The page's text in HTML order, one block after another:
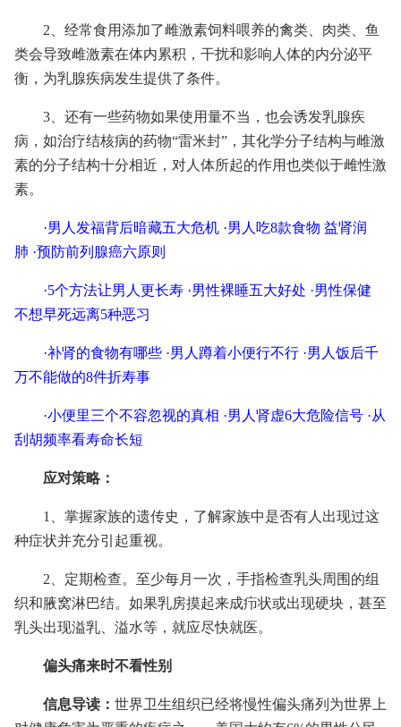
2、经常食用添加了雌激素饲料喂养的禽类、肉类、鱼
类会导致雌激素在体内累积，干扰和影响人体的内分泌平
衡，为乳腺疾病发生提供了条件。
3、还有一些药物如果使用量不当，也会诱发乳腺疾
病，如治疗结核病的药物“雷米封”，其化学分子结构与雌激
素的分子结构十分相近，对人体所起的作用也类似于雌性激
素。
·男人发福背后暗藏五大危机 ·男人吃8款食物 益肾润
肺 ·预防前列腺癌六原则
·5个方法让男人更长寿 ·男性裸睡五大好处 ·男性保健
不想早死远离5种恶习
·补肾的食物有哪些 ·男人蹲着小便行不行 ·男人饭后千
万不能做的8件折寿事
·小便里三个不容忽视的真相 ·男人肾虚6大危险信号 ·从
刮胡频率看寿命长短
应对策略：
1、掌握家族的遗传史，了解家族中是否有人出现过这
种症状并充分引起重视。
2、定期检查。至少每月一次，手指检查乳头周围的组
织和腋窝淋巴结。如果乳房摸起来成疖状或出现硬块，甚至
乳头出现溢乳、溢水等，就应尽快就医。
偏头痛来时不看性别
信息导读： 世界卫生组织已经将慢性偏头痛列为世界上